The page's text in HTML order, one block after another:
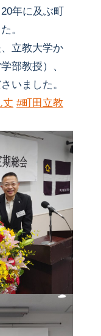
年に及ぶ町
。
立教大学か
部教授）、
いました。
丈 #町田立教